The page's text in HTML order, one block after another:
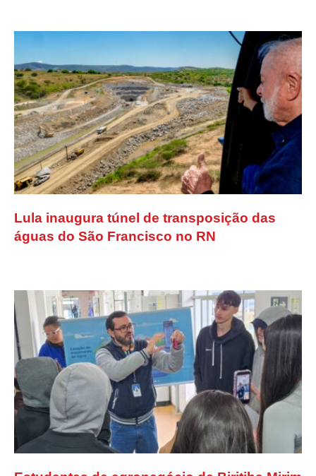
Lula inaugura túnel de transposição das
águas do São Francisco no RN